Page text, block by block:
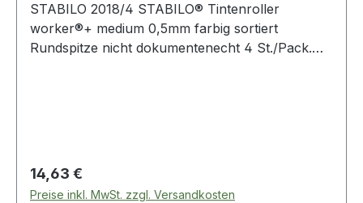
STABILO 2018/4 STABILO® Tintenroller
worker®+ medium 0,5mm farbig sortiert
Rundspitze nicht dokumentenecht 4 St./Pack.
auf dem gesamten Schaft. Tintenstand-Kontrolle.
Regulärer Preis:
14,63 €
Preise inkl. MwSt. zzgl. Versandkosten